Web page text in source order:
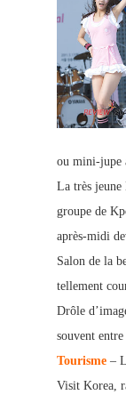
ou mini-jupe
La très
groupe de
après-midi
Salon de la
tellement
Drôle
souvent
Tourisme –
Visit Korea,